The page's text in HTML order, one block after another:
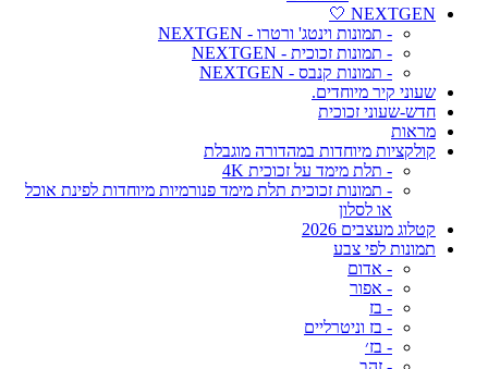
NEXTGEN 🤍
- תמונות וינטג' ורטרו - NEXTGEN
- תמונות זכוכית - NEXTGEN
- תמונות קנבס - NEXTGEN
שעוני קיר מיוחדים.
חדש-שעוני זכוכית
מראות
קולקציות מיוחדות במהדורה מוגבלת
- תלת מימד על זכוכית 4K
- תמונות זכוכית תלת מימד פנורמיות מיוחדות לפינת אוכל
או לסלון
קטלוג מעצבים 2026
תמונות לפי צבע
- אדום
- אפור
- בז
- בז וניטרליים
- בז׳